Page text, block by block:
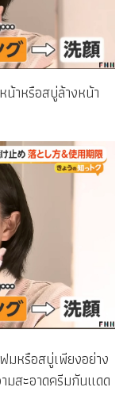
าหรือสบู่ล้างหน้า
มหรือสบู่เพียงอย่าง
มสะอาดครีมกันแดด